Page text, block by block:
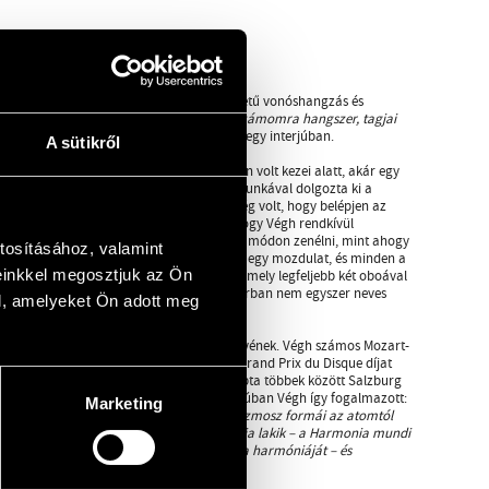
A sütikről
valamint
megosztjuk az Ön
amelyeket Ön adott meg
Marketing
eredményeképp egy olyan egyöntetű vonóshangzás és
volt a maga nemében.„A Camerata számomra hangszer, tagjai
sok örömet adnak.”
– vallotta Végh egy interjúban.
volt karmester. A Camerata olyan volt kezei alatt, akár egy
sok próbát tartott, és aprólékos munkával dolgozta ki a
ő érkezése előtt elkezdte a munkát, de elég volt, hogy belépjen az
szólt. A Camerata tagjai mesélik, hogy Végh rendkívül
erős volt, hogy képtelenség volt más módon zenélni, mint ahogy
egy pillantás, egy mimika, egy gesztus, egy mozdulat, és minden a
létszámú vonószenekarként működött, amely legfeljebb két oboával
létszáma gyarapodott, a fúvóskarban nem egyszer neves
kiemelt figyelmet szentelt Mozart életművének. Végh számos Mozart-
divertimentók és szerenádok felvétele Grand Prix du Disque díjat
elismerésekkel jutalmazták, megkapta többek között Salzburg
medálját. Mozart kapcsán egy interjúban Végh így fogalmazott:
forma, amely olyan tökéletes, mint a kozmosz formái az atomtól
világmindenségben természetes harmónia lakik – a Harmonia mundi
zenéje magában foglalja a világnak ezt a harmóniáját – és
ritmusát.” 4